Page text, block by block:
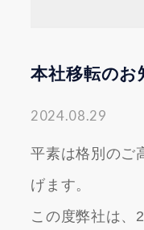
本社移転のお
2024.08.29
平素は格別のご
げます。
この度弊社は、